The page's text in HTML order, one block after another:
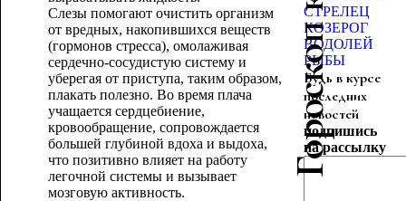
Слезы помогают очистить организм
от вредных, накопившихся веществ
(гормонов стресса), омолаживая
сердечно-сосудистую систему и
уберегая от приступа, таким образом,
плакать полезно. Во время плача
учащается сердцебиение,
кровообращение, сопровождается
большей глубиной вдоха и выдоха,
что позитивно влияет на работу
легочной системы и вызывает
мозговую активность.
СТРЕЛЕЦ
КОЗЕРОГ
ВОДОЛЕЙ
РЫБЫ
Будь в курсе
последних
новостей
подпишись
на рассылку